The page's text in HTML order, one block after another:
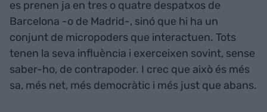
es prenen ja en tres o quatre despatxos de
Barcelona -o de Madrid-, sinó que hi ha un
conjunt de micropoders que interactuen. Tots
tenen la seva influència i exerceixen sovint, sense
saber-ho, de contrapoder. I crec que això és més
sa, més net, més democràtic i més just que abans.